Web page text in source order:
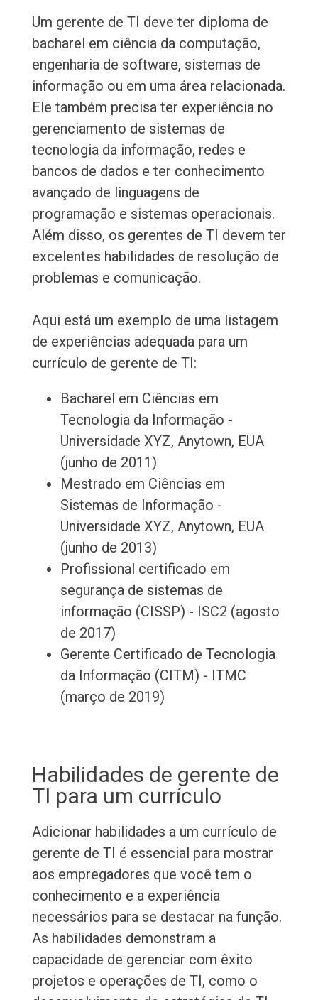
Um gerente de TI deve ter diploma de
bacharel em ciência da computação,
engenharia de software, sistemas de
informação ou em uma área relacionada.
Ele também precisa ter experiência no
gerenciamento de sistemas de
tecnologia da informação, redes e
bancos de dados e ter conhecimento
avançado de linguagens de
programação e sistemas operacionais.
Além disso, os gerentes de TI devem ter
excelentes habilidades de resolução de
problemas e comunicação.
Aqui está um exemplo de uma listagem
de experiências adequada para um
currículo de gerente de TI:
Bacharel em Ciências em
Tecnologia da Informação -
Universidade XYZ, Anytown, EUA
(junho de 2011)
Mestrado em Ciências em
Sistemas de Informação -
Universidade XYZ, Anytown, EUA
(junho de 2013)
Profissional certificado em
segurança de sistemas de
informação (CISSP) - ISC2 (agosto
de 2017)
Gerente Certificado de Tecnologia
da Informação (CITM) - ITMC
(março de 2019)
Habilidades de gerente de
TI para um currículo
Adicionar habilidades a um currículo de
gerente de TI é essencial para mostrar
aos empregadores que você tem o
conhecimento e a experiência
necessários para se destacar na função.
As habilidades demonstram a
capacidade de gerenciar com êxito
projetos e operações de TI, como o